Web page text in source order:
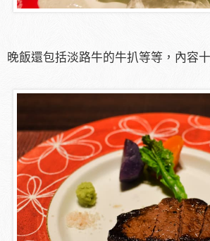
晚飯還包括淡路牛的牛扒等等，內容